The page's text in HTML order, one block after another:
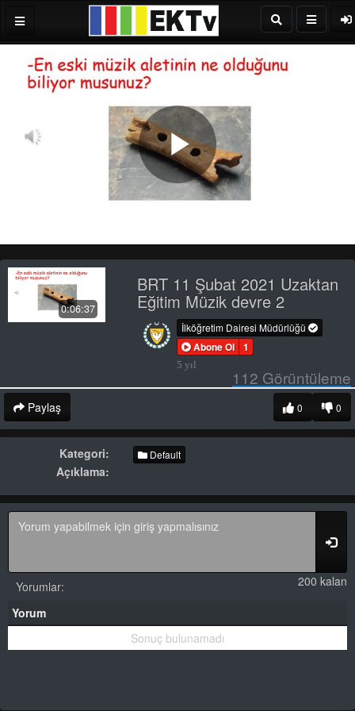
Play
Video
0:06:37
BRT 11 Şubat 2021 Uzaktan
Eğitim Müzik devre 2
İlköğretim Dairesi Müdürlüğü
Abone Ol 1
5 yıl
112 Görüntüleme
Paylaş 0
0
Kategori: Default
Açıklama:
200 kalan
Yorumlar:
Yorum
Sonuç bulunamadı